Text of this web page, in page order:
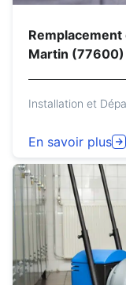
Martin (77600)
Installation et
En savoir plus